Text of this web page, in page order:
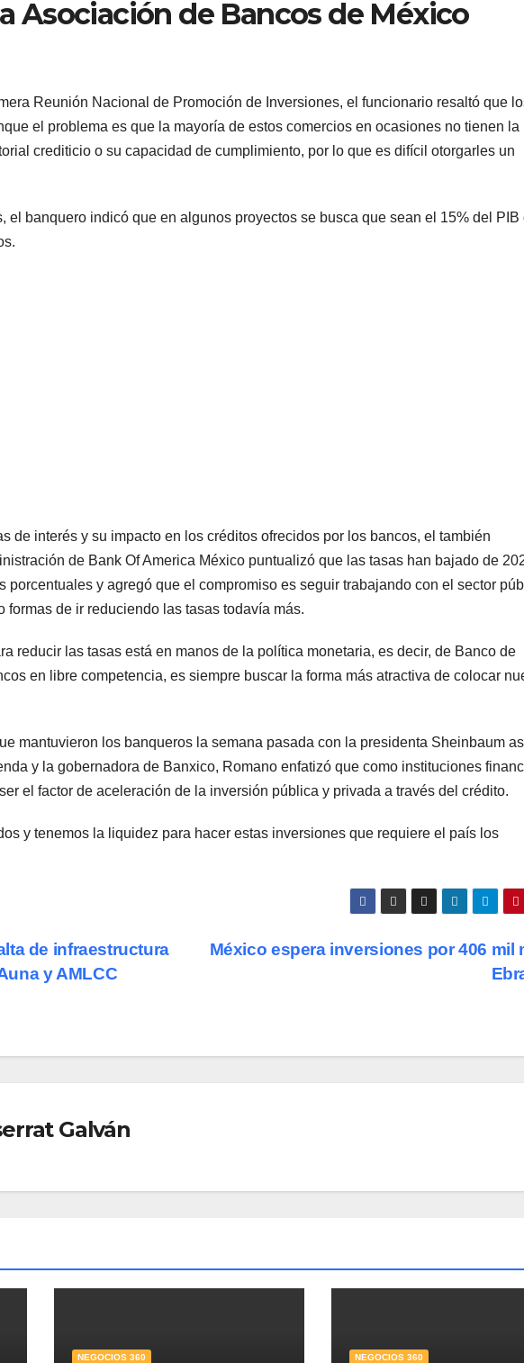
Asociación de Bancos de México
Reunión Nacional de Promoción de Inversiones, el funcionario resaltó que
el problema es que la mayoría de estos comercios en ocasiones no tienen la
crediticio o su capacidad de cumplimiento, por lo que es difícil otorgarles un
el banquero indicó que en algunos proyectos se busca que sean el 15% del PIB
de interés y su impacto en los créditos ofrecidos por los bancos, el también
de Bank Of America México puntualizó que las tasas han bajado de
porcentuales y agregó que el compromiso es seguir trabajando con el sector
formas de ir reduciendo las tasas todavía más.
reducir las tasas está en manos de la política monetaria, es decir, de Banco de
en libre competencia, es siempre buscar la forma más atractiva de colocar
mantuvieron los banqueros la semana pasada con la presidenta Sheinbaum
y la gobernadora de Banxico, Romano enfatizó que como instituciones
el factor de aceleración de la inversión pública y privada a través del crédito.
y tenemos la liquidez para hacer estas inversiones que requiere el país los
México espera inversiones por 406 mil
de infraestructura
y AMLCC
Galván
NEGOCIOS 360 NEGOCIOS 360